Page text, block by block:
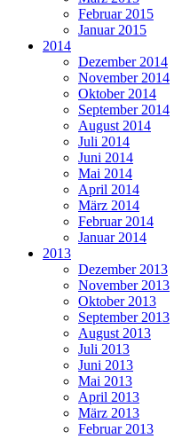
Februar 2015
Januar 2015
2014
Dezember 2014
November 2014
Oktober 2014
September 2014
August 2014
Juli 2014
Juni 2014
Mai 2014
April 2014
März 2014
Februar 2014
Januar 2014
2013
Dezember 2013
November 2013
Oktober 2013
September 2013
August 2013
Juli 2013
Juni 2013
Mai 2013
April 2013
März 2013
Februar 2013